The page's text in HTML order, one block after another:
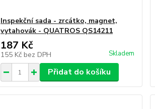
Inspekční sada - zrcátko, magnet,
vytahovák - QUATROS QS14211
187 Kč
155 Kč bez DPH Skladem
Přidat do košíku